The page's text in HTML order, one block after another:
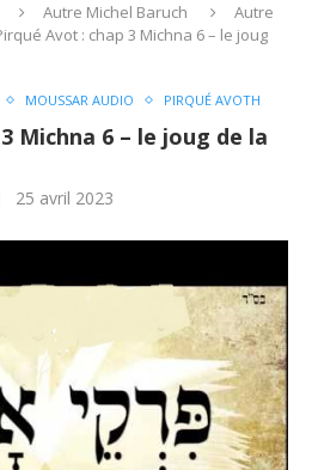
Autre Michel Baruch
Autre
Avot : chap 3 Michna 6 – le joug
MOUSSAR AUDIO PIRQUÉ AVOTH
Michna 6 – le joug de la
25 avril 2023